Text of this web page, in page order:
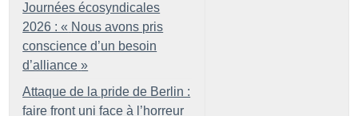
Journées écosyndicales
2026 : « Nous avons pris
conscience d’un besoin
d’alliance »
Attaque de la pride de Berlin :
faire front uni face à l’horreur